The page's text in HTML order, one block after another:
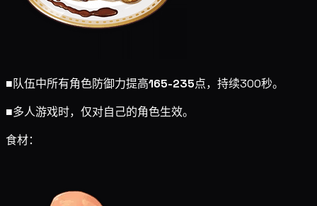
■队伍中所有角色防御力提高165-235点，持续300秒。
■多人游戏时，仅对自己的角色生效。
食材：